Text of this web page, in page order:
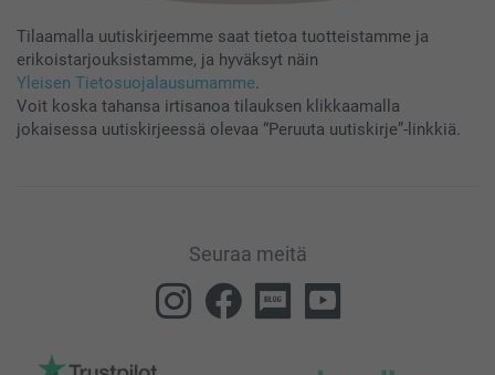
Tilaamalla uutiskirjeemme saat tietoa tuotteistamme ja
erikoistarjouksistamme, ja hyväksyt näin
Yleisen Tietosuojalausumamme.
Voit koska tahansa irtisanoa tilauksen klikkaamalla
jokaisessa uutiskirjeessä olevaa “Peruuta uutiskirje”-linkkiä.
Seuraa meitä